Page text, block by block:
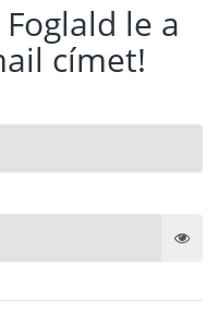
le a
címet!